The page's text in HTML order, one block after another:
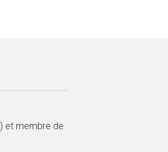
et membre de